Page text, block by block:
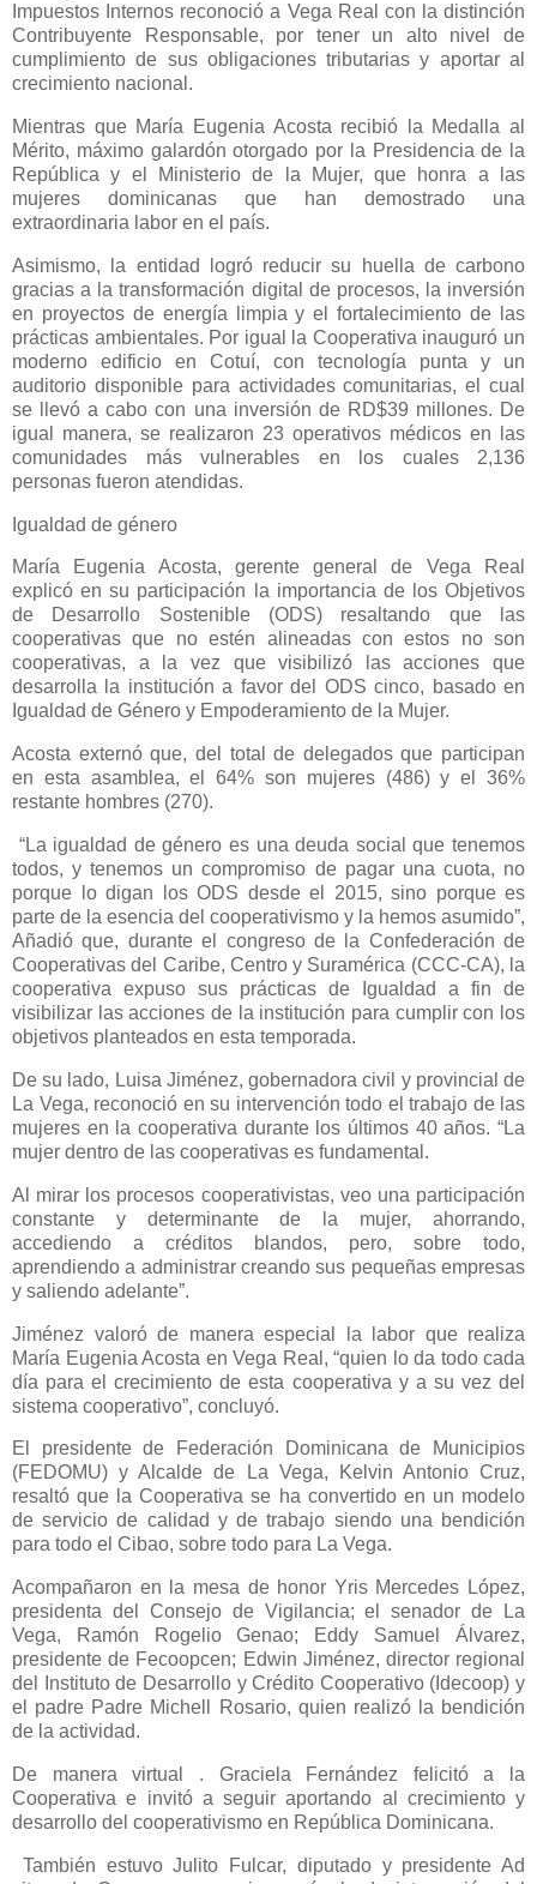
Impuestos Internos reconoció a Vega Real con la distinción
Contribuyente Responsable, por tener un alto nivel de
cumplimiento de sus obligaciones tributarias y aportar al
crecimiento nacional.
Mientras que María Eugenia Acosta recibió la Medalla al
Mérito, máximo galardón otorgado por la Presidencia de la
República y el Ministerio de la Mujer, que honra a las
mujeres dominicanas que han demostrado una
extraordinaria labor en el país.
Asimismo, la entidad logró reducir su huella de carbono
gracias a la transformación digital de procesos, la inversión
en proyectos de energía limpia y el fortalecimiento de las
prácticas ambientales. Por igual la Cooperativa inauguró un
moderno edificio en Cotuí, con tecnología punta y un
auditorio disponible para actividades comunitarias, el cual
se llevó a cabo con una inversión de RD$39 millones. De
igual manera, se realizaron 23 operativos médicos en las
comunidades más vulnerables en los cuales 2,136
personas fueron atendidas.
Igualdad de género
María Eugenia Acosta, gerente general de Vega Real
explicó en su participación la importancia de los Objetivos
de Desarrollo Sostenible (ODS) resaltando que las
cooperativas que no estén alineadas con estos no son
cooperativas, a la vez que visibilizó las acciones que
desarrolla la institución a favor del ODS cinco, basado en
Igualdad de Género y Empoderamiento de la Mujer.
Acosta externó que, del total de delegados que participan
en esta asamblea, el 64% son mujeres (486) y el 36%
restante hombres (270).
“La igualdad de género es una deuda social que tenemos
todos, y tenemos un compromiso de pagar una cuota, no
porque lo digan los ODS desde el 2015, sino porque es
parte de la esencia del cooperativismo y la hemos asumido”,
Añadió que, durante el congreso de la Confederación de
Cooperativas del Caribe, Centro y Suramérica (CCC-CA), la
cooperativa expuso sus prácticas de Igualdad a fin de
visibilizar las acciones de la institución para cumplir con los
objetivos planteados en esta temporada.
De su lado, Luisa Jiménez, gobernadora civil y provincial de
La Vega, reconoció en su intervención todo el trabajo de las
mujeres en la cooperativa durante los últimos 40 años. “La
mujer dentro de las cooperativas es fundamental.
Al mirar los procesos cooperativistas, veo una participación
constante y determinante de la mujer, ahorrando,
accediendo a créditos blandos, pero, sobre todo,
aprendiendo a administrar creando sus pequeñas empresas
y saliendo adelante”.
Jiménez valoró de manera especial la labor que realiza
María Eugenia Acosta en Vega Real, “quien lo da todo cada
día para el crecimiento de esta cooperativa y a su vez del
sistema cooperativo”, concluyó.
El presidente de Federación Dominicana de Municipios
(FEDOMU) y Alcalde de La Vega, Kelvin Antonio Cruz,
resaltó que la Cooperativa se ha convertido en un modelo
de servicio de calidad y de trabajo siendo una bendición
para todo el Cibao, sobre todo para La Vega.
Acompañaron en la mesa de honor Yris Mercedes López,
presidenta del Consejo de Vigilancia; el senador de La
Vega, Ramón Rogelio Genao; Eddy Samuel Álvarez,
presidente de Fecoopcen; Edwin Jiménez, director regional
del Instituto de Desarrollo y Crédito Cooperativo (Idecoop) y
el padre Padre Michell Rosario, quien realizó la bendición
de la actividad.
De manera virtual . Graciela Fernández felicitó a la
Cooperativa e invitó a seguir aportando al crecimiento y
desarrollo del cooperativismo en República Dominicana.
También estuvo Julito Fulcar, diputado y presidente Ad